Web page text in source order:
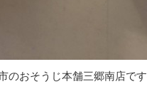
のおそうじ本舗三郷南店です